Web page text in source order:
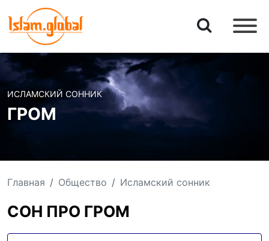
ИСЛАМСКИЙ СОННИК
ГРОМ
Главная Общество Исламский сонник
СОН ПРО ГРОМ